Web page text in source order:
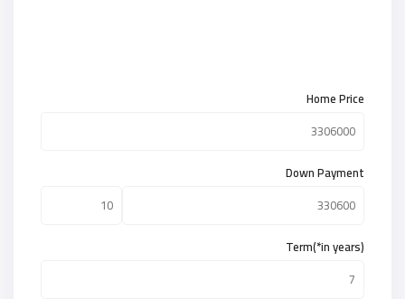
Home Price
Down Payment
Term(*in years)